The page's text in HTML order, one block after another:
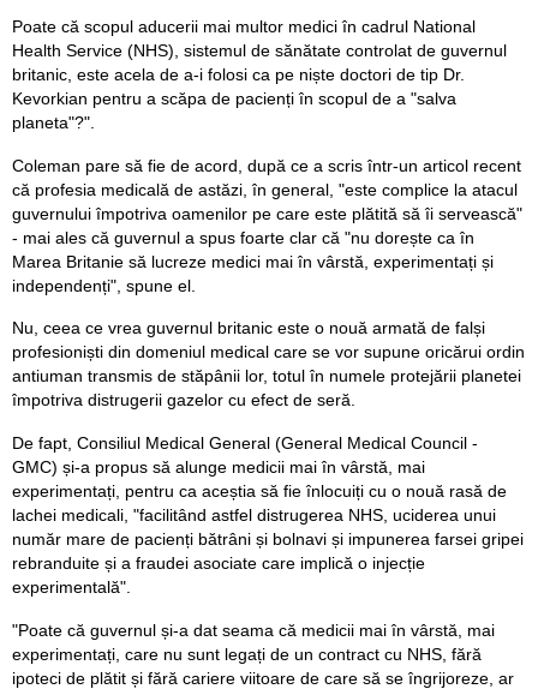
Poate că scopul aducerii mai multor medici în cadrul National
Health Service (NHS), sistemul de sănătate controlat de guvernul
britanic, este acela de a-i folosi ca pe niște doctori de tip Dr.
Kevorkian pentru a scăpa de pacienți în scopul de a "salva
planeta"?".
Coleman pare să fie de acord, după ce a scris într-un articol recent
că profesia medicală de astăzi, în general, "este complice la atacul
guvernului împotriva oamenilor pe care este plătită să îi servească"
- mai ales că guvernul a spus foarte clar că "nu dorește ca în
Marea Britanie să lucreze medici mai în vârstă, experimentați și
independenți", spune el.
Nu, ceea ce vrea guvernul britanic este o nouă armată de falși
profesioniști din domeniul medical care se vor supune oricărui ordin
antiuman transmis de stăpânii lor, totul în numele protejării planetei
împotriva distrugerii gazelor cu efect de seră.
De fapt, Consiliul Medical General (General Medical Council -
GMC) și-a propus să alunge medicii mai în vârstă, mai
experimentați, pentru ca aceștia să fie înlocuiți cu o nouă rasă de
lachei medicali, "facilitând astfel distrugerea NHS, uciderea unui
număr mare de pacienți bătrâni și bolnavi și impunerea farsei gripei
rebranduite și a fraudei asociate care implică o injecție
experimentală".
"Poate că guvernul și-a dat seama că medicii mai în vârstă, mai
experimentați, care nu sunt legați de un contract cu NHS, fără
ipoteci de plătit și fără cariere viitoare de care să se îngrijoreze, ar